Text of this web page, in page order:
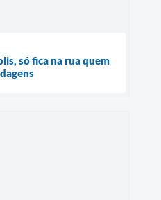
só fica na rua quem